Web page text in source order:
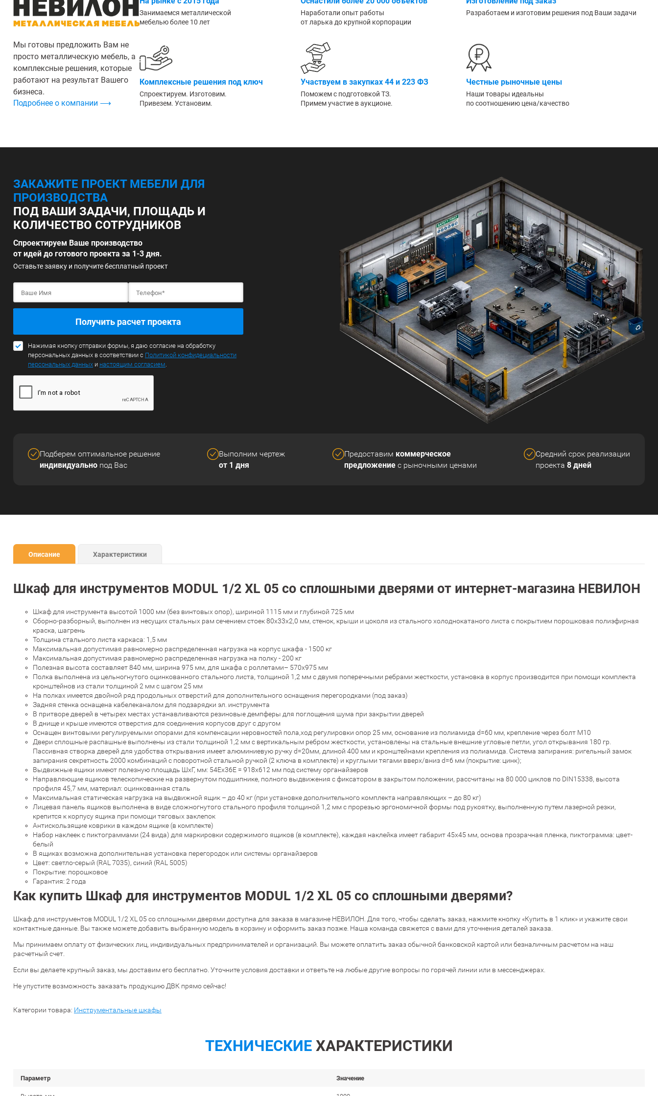
Мы готовы предложить Вам не
просто металлическую мебель, а
комплексные решения, которые
работают на результат Вашего
бизнеса.
Подробнее о компании ⟶
Занимаемся металлической
мебелью более 10 лет
Наработали опыт работы
от ларька до крупной корпорации
Разработаем и изготовим решения под Ваши задачи
Комплексные решения под ключ
Спроектируем. Изготовим.
Привезем. Установим.
Участвуем в закупках 44 и 223 ФЗ
Поможем с подготовкой ТЗ.
Примем участие в аукционе.
Честные рыночные цены
Наши товары идеальны
по соотношению цена/качество
ЗАКАЖИТЕ ПРОЕКТ МЕБЕЛИ ДЛЯ
ПРОИЗВОДСТВА
ПОД ВАШИ ЗАДАЧИ, ПЛОЩАДЬ И
КОЛИЧЕСТВО СОТРУДНИКОВ
Спроектируем Ваше производство
от идей до готового проекта за 1-3 дня.
Оставьте заявку и получите бесплатный проект
Получить расчет проекта
Нажимая кнопку отправки формы, я даю согласие на обработку
персональных данных в соответствии с Политикой конфидециальности
персональных данных и настоящим согласием.
Подберем оптимальное решение
индивидуально под Вас
Выполним чертеж
от 1 дня
Предоставим коммерческое
предложениес рыночными ценами
Средний срок реализации
проекта 8 дней
Описание Характеристики
Шкаф для инструментов MODUL 1/2 XL 05 со сплошными дверями от интернет-магазина НЕВИЛОН
Шкаф для инструмента высотой 1000 мм (без винтовых опор), шириной 1115 мм и глубиной 725 мм
Сборно-разборный, выполнен из несущих стальных рам сечением стоек 80х33х2,0 мм, стенок, крыши и цоколя из стального холоднокатаного листа с покрытием порошковая полиэфирная
краска, шагрень
Толщина стального листа каркаса: 1,5 мм
Максимальная допустимая равномерно распределенная нагрузка на корпус шкафа - 1500 кг
Максимальная допустимая равномерно распределенная нагрузка на полку - 200 кг
Полезная высота составляет 840 мм, ширина 975 мм, для шкафа с роллетами– 570х975 мм
Полка выполнена из цельногнутого оцинкованного стального листа, толщиной 1,2 мм с двумя поперечными ребрами жесткости, установка в корпус производится при помощи комплекта
кронштейнов из стали толщиной 2 мм с шагом 25 мм
На полках имеется двойной ряд продольных отверстий для дополнительного оснащения перегородками (под заказ)
Задняя стенка оснащена кабелеканалом для подзарядки эл. инструмента
В притворе дверей в четырех местах устанавливаются резиновые демпферы для поглощения шума при закрытии дверей
В днище и крыше имеются отверстия для соединения корпусов друг с другом
Оснащен винтовыми регулируемыми опорами для компенсации неровностей пола,ход регулировки опор 25 мм, основание из полиамида d=60 мм, крепление через болт М10
Двери сплошные распашные выполнены из стали толщиной 1,2 мм с вертикальным ребром жесткости, установлены на стальные внешние угловые петли, угол открывания 180 гр.
Пассивная створка дверей для удобства открывания имеет алюминиевую ручку d=20мм, длиной 400 мм и кронштейнами крепления из полиамида. Система запирания: ригельный замок
запирания секретность 2000 комбинаций с поворотной стальной ручкой (2 ключа в комплекте) и круглыми тягами вверх/вниз d=6 мм (покрытие: цинк);
Выдвижные ящики имеют полезную площадь ШхГ, мм: 54Ех36Е = 918х612 мм под систему органайзеров
Направляющие ящиков телескопические на развернутом подшипнике, полного выдвижения с фиксатором в закрытом положении, рассчитаны на 80 000 циклов по DIN15338, высота
профиля 45,7 мм, материал: оцинкованная сталь
Максимальная статическая нагрузка на выдвижной ящик – до 40 кг (при установке дополнительного комплекта направляющих – до 80 кг)
Лицевая панель ящиков выполнена в виде сложногнутого стального профиля толщиной 1,2 мм с прорезью эргономичной формы под рукоятку, выполненную путем лазерной резки,
крепится к корпусу ящика при помощи тяговых заклепок
Антискользящие коврики в каждом ящике (в комплекте)
Набор наклеек с пиктограммами (24 вида) для маркировки содержимого ящиков (в комплекте), каждая наклейка имеет габарит 45х45 мм, основа прозрачная пленка, пиктограмма: цвет-
белый
В ящиках возможна дополнительная установка перегородок или системы органайзеров
Цвет: светло-серый (RAL 7035), синий (RAL 5005)
Покрытие: порошковое
Гарантия: 2 года
Как купить Шкаф для инструментов MODUL 1/2 XL 05 со сплошными дверями?
Шкаф для инструментов MODUL 1/2 XL 05 со сплошными дверями доступна для заказа в магазине НЕВИЛОН. Для того, чтобы сделать заказ, нажмите кнопку «Купить в 1 клик» и укажите свои
контактные данные. Вы также можете добавить выбранную модель в корзину и оформить заказ позже. Наша команда свяжется с вами для уточнения деталей заказа.
Мы принимаем оплату от физических лиц, индивидуальных предпринимателей и организаций. Вы можете оплатить заказ обычной банковской картой или безналичным расчетом на наш
расчетный счет.
Если вы делаете крупный заказ, мы доставим его бесплатно. Уточните условия доставки и ответьте на любые другие вопросы по горячей линии или в мессенджерах.
Не упустите возможность заказать продукцию ДВК прямо сейчас!
Категории товара: Инструментальные шкафы
ТЕХНИЧЕСКИЕХАРАКТЕРИСТИКИ
Параметр Значение